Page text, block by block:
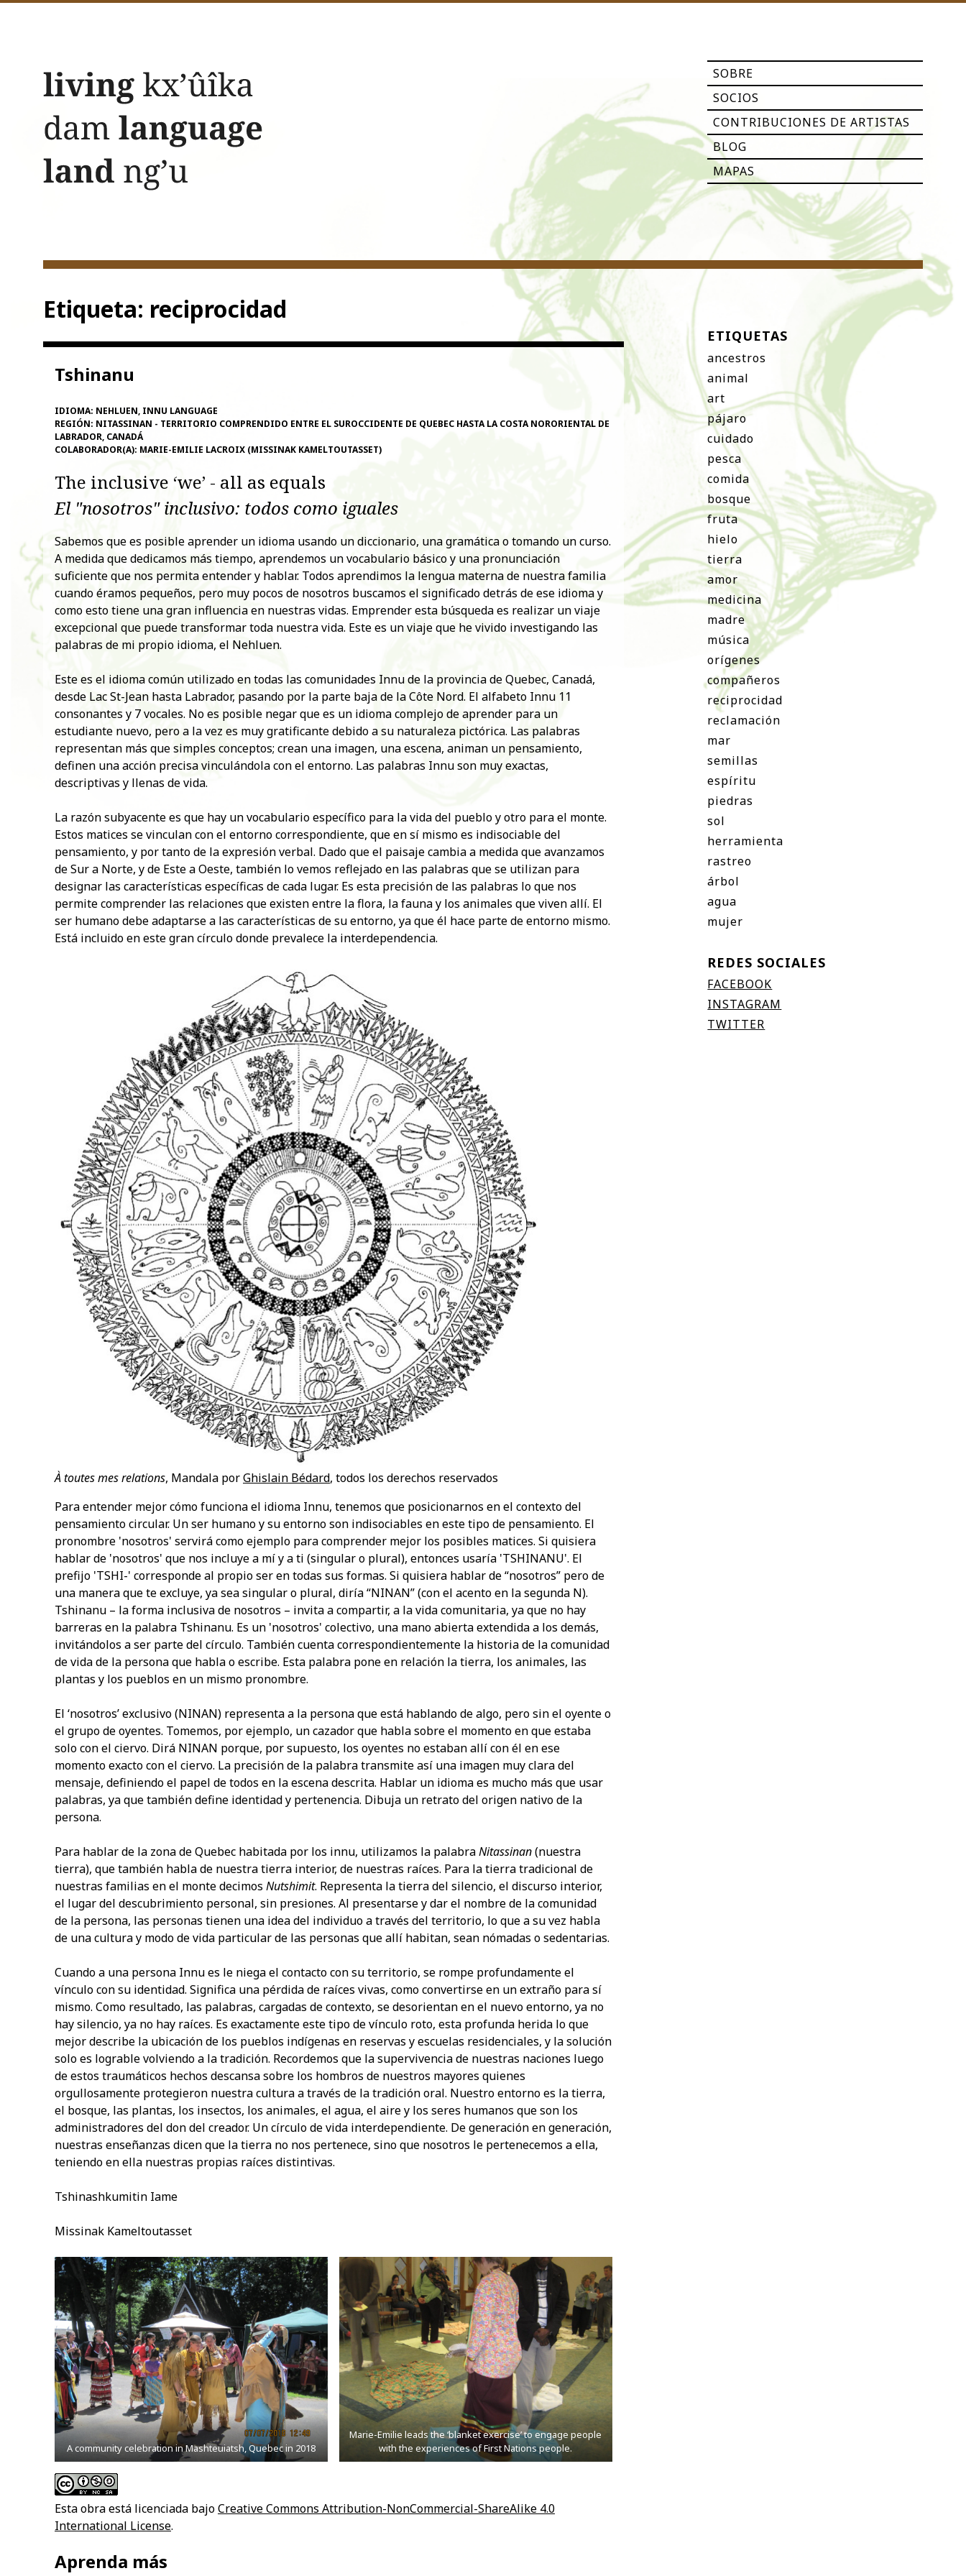
SOBRE
SOCIOS
CONTRIBUCIONES DE ARTISTAS
BLOG
MAPAS
Etiqueta: reciprocidad
Tshinanu
IDIOMA: NEHLUEN, INNU LANGUAGE
REGIÓN: NITASSINAN - TERRITORIO COMPRENDIDO ENTRE EL SUROCCIDENTE DE QUEBEC HASTA LA COSTA NORORIENTAL DE
LABRADOR, CANADÁ
COLABORADOR(A): MARIE-EMILIE LACROIX (MISSINAK KAMELTOUTASSET)
The inclusive ‘we’ - all as equals
El "nosotros" inclusivo: todos como iguales
Sabemos que es posible aprender un idioma usando un diccionario, una gramática o tomando un curso.
A medida que dedicamos más tiempo, aprendemos un vocabulario básico y una pronunciación
suficiente que nos permita entender y hablar. Todos aprendimos la lengua materna de nuestra familia
cuando éramos pequeños, pero muy pocos de nosotros buscamos el significado detrás de ese idioma y
como esto tiene una gran influencia en nuestras vidas. Emprender esta búsqueda es realizar un viaje
excepcional que puede transformar toda nuestra vida. Este es un viaje que he vivido investigando las
palabras de mi propio idioma, el Nehluen.
Este es el idioma común utilizado en todas las comunidades Innu de la provincia de Quebec, Canadá,
desde Lac St-Jean hasta Labrador, pasando por la parte baja de la Côte Nord. El alfabeto Innu 11
consonantes y 7 vocales. No es posible negar que es un idioma complejo de aprender para un
estudiante nuevo, pero a la vez es muy gratificante debido a su naturaleza pictórica. Las palabras
representan más que simples conceptos; crean una imagen, una escena, animan un pensamiento,
definen una acción precisa vinculándola con el entorno. Las palabras Innu son muy exactas,
descriptivas y llenas de vida.
La razón subyacente es que hay un vocabulario específico para la vida del pueblo y otro para el monte.
Estos matices se vinculan con el entorno correspondiente, que en sí mismo es indisociable del
pensamiento, y por tanto de la expresión verbal. Dado que el paisaje cambia a medida que avanzamos
de Sur a Norte, y de Este a Oeste, también lo vemos reflejado en las palabras que se utilizan para
designar las características específicas de cada lugar. Es esta precisión de las palabras lo que nos
permite comprender las relaciones que existen entre la flora, la fauna y los animales que viven allí. El
ser humano debe adaptarse a las características de su entorno, ya que él hace parte de entorno mismo.
Está incluido en este gran círculo donde prevalece la interdependencia.
À toutes mes relations, Mandala porGhislain Bédard, todos los derechos reservados
Para entender mejor cómo funciona el idioma Innu, tenemos que posicionarnos en el contexto del
pensamiento circular. Un ser humano y su entorno son indisociables en este tipo de pensamiento. El
pronombre 'nosotros' servirá como ejemplo para comprender mejor los posibles matices. Si quisiera
hablar de 'nosotros' que nos incluye a mí y a ti (singular o plural), entonces usaría 'TSHINANU'. El
prefijo 'TSHI-' corresponde al propio ser en todas sus formas. Si quisiera hablar de “nosotros” pero de
una manera que te excluye, ya sea singular o plural, diría “NINAN” (con el acento en la segunda N).
Tshinanu – la forma inclusiva de nosotros – invita a compartir, a la vida comunitaria, ya que no hay
barreras en la palabra Tshinanu. Es un 'nosotros' colectivo, una mano abierta extendida a los demás,
invitándolos a ser parte del círculo. También cuenta correspondientemente la historia de la comunidad
de vida de la persona que habla o escribe. Esta palabra pone en relación la tierra, los animales, las
plantas y los pueblos en un mismo pronombre.
El ‘nosotros’ exclusivo (NINAN) representa a la persona que está hablando de algo, pero sin el oyente o
el grupo de oyentes. Tomemos, por ejemplo, un cazador que habla sobre el momento en que estaba
solo con el ciervo. Dirá NINAN porque, por supuesto, los oyentes no estaban allí con él en ese
momento exacto con el ciervo. La precisión de la palabra transmite así una imagen muy clara del
mensaje, definiendo el papel de todos en la escena descrita. Hablar un idioma es mucho más que usar
palabras, ya que también define identidad y pertenencia. Dibuja un retrato del origen nativo de la
persona.
Para hablar de la zona de Quebec habitada por los innu, utilizamos la palabraNitassinan(nuestra
tierra), que también habla de nuestra tierra interior, de nuestras raíces. Para la tierra tradicional de
nuestras familias en el monte decimos Nutshimit. Representa la tierra del silencio, el discurso interior,
el lugar del descubrimiento personal, sin presiones. Al presentarse y dar el nombre de la comunidad
de la persona, las personas tienen una idea del individuo a través del territorio, lo que a su vez habla
de una cultura y modo de vida particular de las personas que allí habitan, sean nómadas o sedentarias.
Cuando a una persona Innu es le niega el contacto con su territorio, se rompe profundamente el
vínculo con su identidad. Significa una pérdida de raíces vivas, como convertirse en un extraño para sí
mismo. Como resultado, las palabras, cargadas de contexto, se desorientan en el nuevo entorno, ya no
hay silencio, ya no hay raíces. Es exactamente este tipo de vínculo roto, esta profunda herida lo que
mejor describe la ubicación de los pueblos indígenas en reservas y escuelas residenciales, y la solución
solo es lograble volviendo a la tradición. Recordemos que la supervivencia de nuestras naciones luego
de estos traumáticos hechos descansa sobre los hombros de nuestros mayores quienes
orgullosamente protegieron nuestra cultura a través de la tradición oral. Nuestro entorno es la tierra,
el bosque, las plantas, los insectos, los animales, el agua, el aire y los seres humanos que son los
administradores del don del creador. Un círculo de vida interdependiente. De generación en generación,
nuestras enseñanzas dicen que la tierra no nos pertenece, sino que nosotros le pertenecemos a ella,
teniendo en ella nuestras propias raíces distintivas.
Tshinashkumitin Iame
Missinak Kameltoutasset
A community celebration in Mashteuiatsh, Quebec in 2018
Marie-Emilie leads the ‘blanket exercise’ to engage people
with the experiences of First Nations people.
Esta obra está licenciada bajoCreative Commons Attribution-NonCommercial-ShareAlike 4.0
International License.
Aprenda más
ETIQUETAS
ancestros
animal
art
pájaro
cuidado
pesca
comida
bosque
fruta
hielo
tierra
amor
medicina
madre
música
orígenes
compañeros
reciprocidad
reclamación
mar
semillas
espíritu
piedras
sol
herramienta
rastreo
árbol
agua
mujer
REDES SOCIALES
FACEBOOK
INSTAGRAM
TWITTER